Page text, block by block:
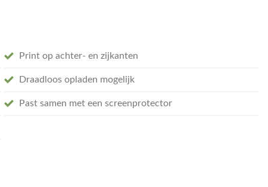
Print op achter- en zijkanten
Draadloos opladen mogelijk
Past samen met een screenprotector